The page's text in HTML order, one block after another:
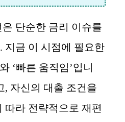
단순한 금리 이슈를
지금 이 시점에 필요한
‘빠른 움직임’입니
, 자신의 대출 조건을
따라 전략적으로 재편